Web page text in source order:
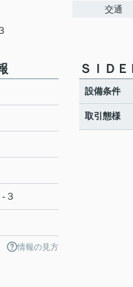
交通
３
情報の見方
ＳＩＤ
設備条件
取引態様